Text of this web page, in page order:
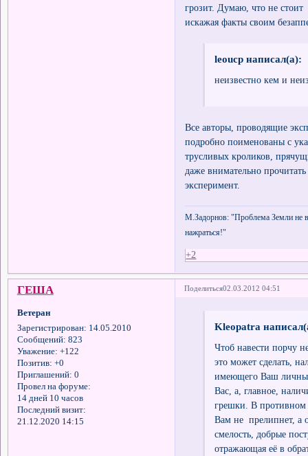
грозит. Думаю, что не
искажая факты своим
leoucp написал(а):
неизвестно кем и
Все авторы, проводящие
подробно поименованы с
трусливых кроликов,
даже внимательно
эксперимент.
М.Задорнов: "Проблема Земли не
нажраться!"
+2
Поделиться02.03.2012 04:51
ГЕША
Ветеран
Зарегистрирован: 14.05.2010
Сообщений: 823
Уважение: +122
Позитив: +0
Приглашений: 0
Провел на форуме:
14 дней 10 часов
Последний визит:
21.12.2020 14:15
Kleopatra
Чтоб навести порчу
это может сделать,
имеющего Ваш
Вас, а, главное,
грешки. В противном
Вам не прелипнет, а
смелость, добрые
отражающая её в